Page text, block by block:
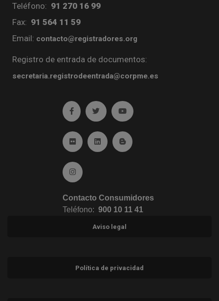
Teléfono: 91 270 16 99
Fax: 91 564 11 59
Email: contacto@registradores.org
Registro de entrada de documentos:
secretaria.registrodeentrada@corpme.es
Ir a facebook (abre en ventana nueva)
Ir a twitter (abre en ventana nueva)
Ir a YouTube (abre en
Ir a Flickr (abre en ventana nueva)
Ir a Linkedin (abre en ventana nueva)
Ir al Blog (abre en ventana
Ir a Instagram (abre en ventana nueva)
Contacto Consumidores
Teléfono: 900 10 11 41
Aviso legal
Política de privacidad